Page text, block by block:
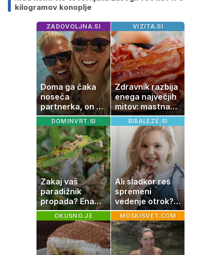
kilogramov konoplje
ZADOVOLJNA.SI
Doma ga čaka
noseča
partnerka, on pa
dopustuje z
drugo
VIZITA.SI
Zdravnik razbija
enega največjih
mitov: mastna
jetra ne
nastanejo zaradi
slanine, temveč
zaradi živila, ki
ga imamo vsi
radi
DOMINVRT.SI
Zakaj vaš
paradižnik
propada? Ena
napaka lahko
uniči rastline –
tako jih rešite
BIBALEZE.SI
Ali sladkor res
spremeni
vedenje otrok?
Znanost ponuja
presenetljiv
odgovor
OKUSNO.JE MOSKISVET.COM